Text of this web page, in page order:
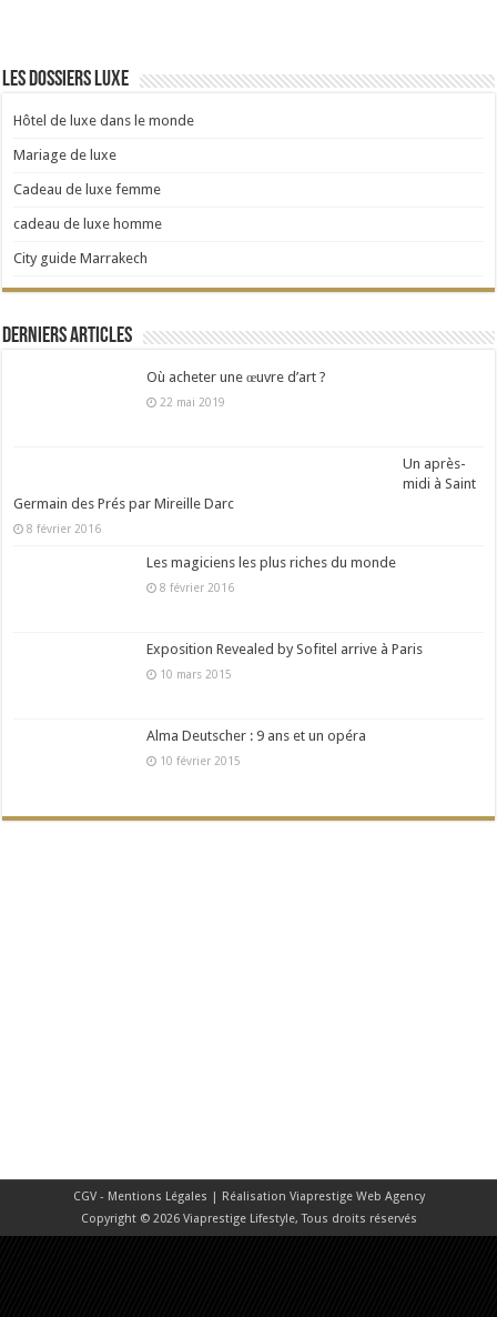
Les dossiers luxe
Hôtel de luxe dans le monde
Mariage de luxe
Cadeau de luxe femme
cadeau de luxe homme
City guide Marrakech
Derniers articles
Où acheter une œuvre d’art ?
22 mai 2019
Un après-
midi à Saint
Germain des Prés par Mireille Darc
8 février 2016
Les magiciens les plus riches du monde
8 février 2016
Exposition Revealed by Sofitel arrive à Paris
10 mars 2015
Alma Deutscher : 9 ans et un opéra
10 février 2015
CGV - Mentions Légales | Réalisation Viaprestige Web Agency
Copyright © 2026 Viaprestige Lifestyle, Tous droits réservés